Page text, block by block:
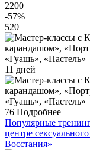
2200
-57%
520
11 дней
76 Подробнее
Популярные
центре
Восстания»